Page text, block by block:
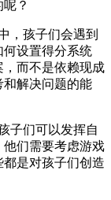
？
，孩子们会遇到
设置得分系统
而不是依赖现成
和解决问题的能
子们可以发挥自
们需要考虑游戏
是对孩子们创造